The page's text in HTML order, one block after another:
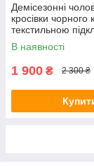
Демісезонні
кросівки чорного
текстильною
В наявності
1 900 ₴ 2 300 ₴